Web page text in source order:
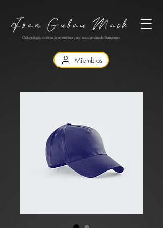
Odontología estética biomimética y no invasiva desde Barcelona
Miembros